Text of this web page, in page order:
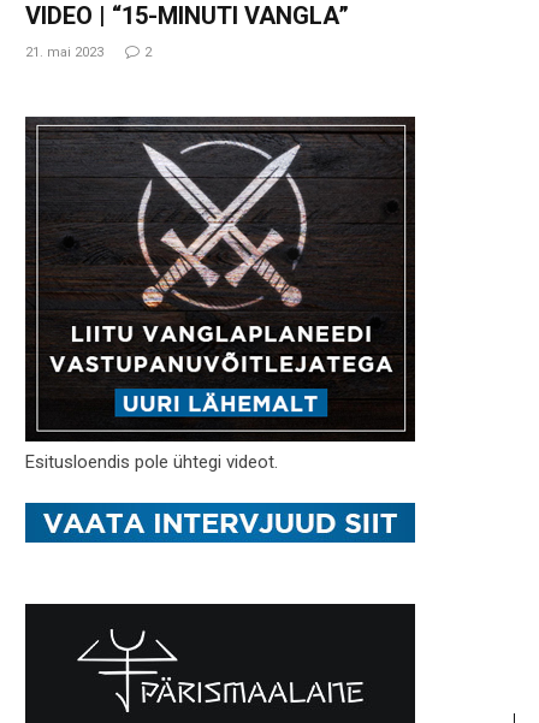
VIDEO | “15-MINUTI VANGLA”
21. mai 2023 2
Esitusloendis pole ühtegi videot.